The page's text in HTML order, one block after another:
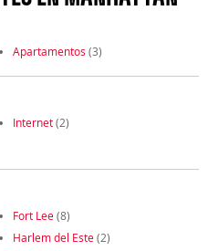
Apartamentos (3)
Internet(2)
Fort Lee(8)
Harlem del Este(2)